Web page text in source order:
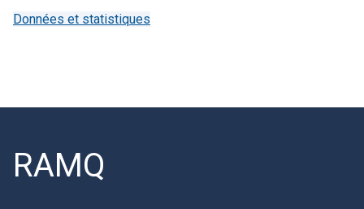
Données et statistiques
RAMQ